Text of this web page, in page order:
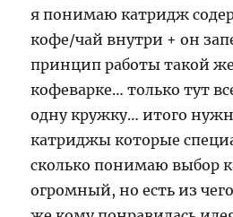
я понимаю катридж
кофе/чай внутри + он
принцип работы такой
кофеварке… только тут
одну кружку… итого
катриджы которые
сколько понимаю выбор
огромный, но есть из